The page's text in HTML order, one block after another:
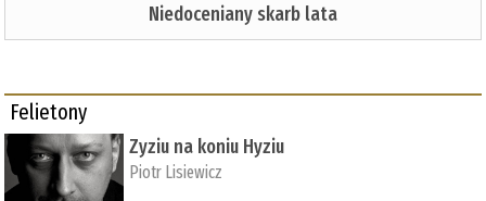
Niedoceniany skarb lata
Felietony
Zyziu na koniu Hyziu
Piotr Lisiewicz